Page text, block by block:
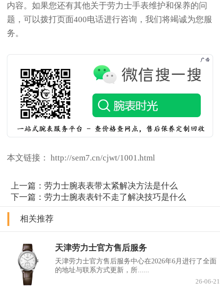
内容。如果您还有其他关于劳力士手表维护和保养的问
题，可以拨打页面400电话进行咨询，我们将竭诚为您服
务。
本文链接： http://sem7.cn/cjwt/1001.html
上一篇：劳力士腕表表带太紧解决方法是什么
下一篇：劳力士腕表表针不走了解决技巧是什么
相关推荐
天津劳力士官方售后服务
天津劳力士官方售后服务中心在2026年6月进行了全面
的地址与联系方式更新，所......
26-06-21